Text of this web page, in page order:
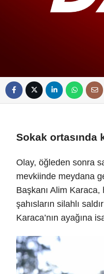
Sokak ortasında
Olay, öğleden sonra
mevkiinde meydana
Başkanı Alim
şahısların silahlı
Karaca’nın ayağına